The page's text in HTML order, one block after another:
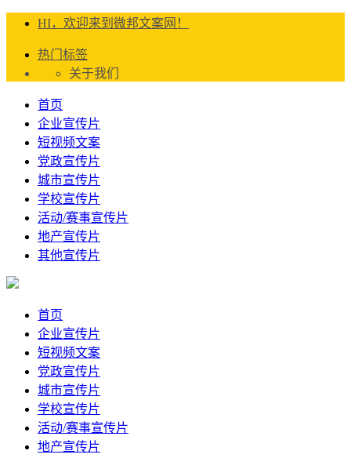
HI，欢迎来到微邦文案网！
热门标签
关于我们
首页
企业宣传片
短视频文案
党政宣传片
城市宣传片
学校宣传片
活动/赛事宣传片
地产宣传片
其他宣传片
首页
企业宣传片
短视频文案
党政宣传片
城市宣传片
学校宣传片
活动/赛事宣传片
地产宣传片